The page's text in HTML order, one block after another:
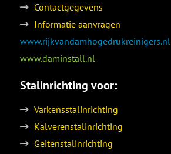
Contactgegevens
Informatie aanvragen
www.rijkvandamhogedrukreinigers.nl
www.daminstall.nl
Stalinrichting voor:
Varkensstalinrichting
Kalverenstalinrichting
Geitenstalinrichting